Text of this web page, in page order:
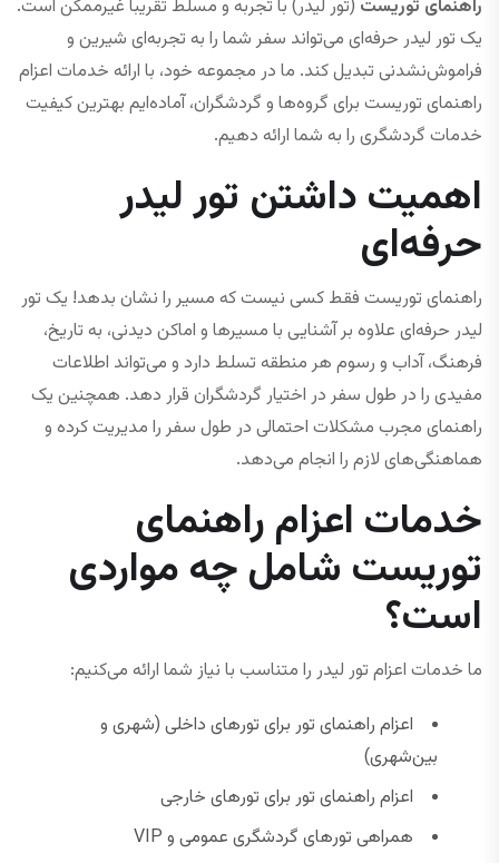
راهنمای توریست (تور لیدر) با تجربه و مسلط تقریباً غیرممکن است.
یک تور لیدر حرفه‌ای می‌تواند سفر شما را به تجربه‌ای شیرین و
فراموش‌نشدنی تبدیل کند. ما در مجموعه خود، با ارائه خدمات اعزام
راهنمای توریست برای گروه‌ها و گردشگران، آماده‌ایم بهترین کیفیت
خدمات گردشگری را به شما ارائه دهیم.
اهمیت داشتن تور لیدر
حرفه‌ای
راهنمای توریست فقط کسی نیست که مسیر را نشان بدهد! یک تور
لیدر حرفه‌ای علاوه بر آشنایی با مسیرها و اماکن دیدنی، به تاریخ،
فرهنگ، آداب و رسوم هر منطقه تسلط دارد و می‌تواند اطلاعات
مفیدی را در طول سفر در اختیار گردشگران قرار دهد. همچنین یک
راهنمای مجرب مشکلات احتمالی در طول سفر را مدیریت کرده و
هماهنگی‌های لازم را انجام می‌دهد.
خدمات اعزام راهنمای
توریست شامل چه مواردی
است؟
ما خدمات اعزام تور لیدر را متناسب با نیاز شما ارائه می‌کنیم:
اعزام راهنمای تور برای تورهای داخلی (شهری و
بین‌شهری)
اعزام راهنمای تور برای تورهای خارجی
همراهی تورهای گردشگری عمومی و VIP